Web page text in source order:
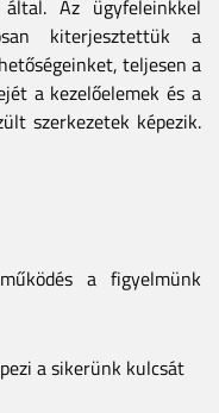
Az ügyfeleinkkel
kiterjesztettük a
teljesen a
a kezelőelemek és a
szerkezetek képezik.
a figyelmünk
a sikerünk kulcsát